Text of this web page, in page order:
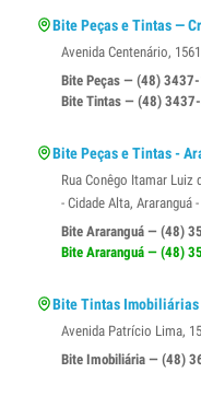
Bite Peças e Tintas —
Avenida Centenário,
Bite Peças — (48)
Bite Tintas — (48)
Bite Peças e Tintas -
Rua Conêgo Itamar Luiz
- Cidade Alta, Araranguá
Bite Araranguá — (48)
Bite Araranguá — (48)
Bite Tintas
Avenida Patrício Lima,
Bite Imobiliária — (48)